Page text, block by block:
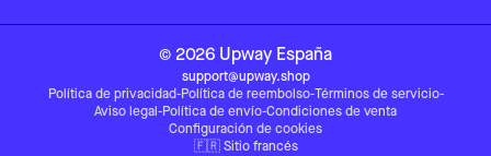
© 2026 Upway España
support@upway.shop
Política de privacidad-Política de reembolso-Términos de servicio-
Aviso legal -Política de envío-Condiciones de venta
Configuración de cookies
🇫🇷 Sitio francés